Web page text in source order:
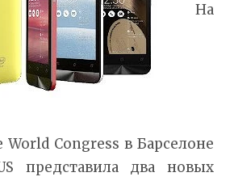
На
Congress в Барселоне
представила два новых